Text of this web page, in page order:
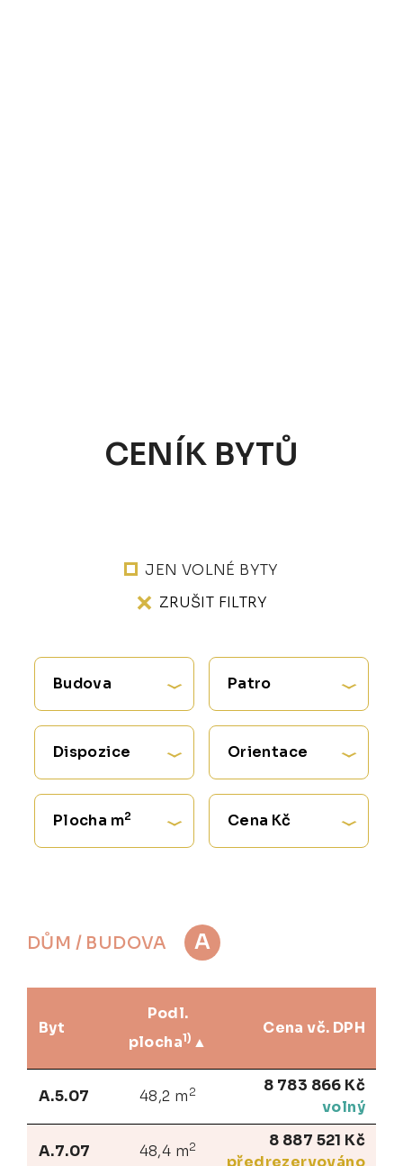
CENÍK BYTŮ
JEN VOLNÉ BYTY
ZRUŠIT FILTRY
Budova Patro
Dispozice Orientace
Plocha m2 Cena Kč
DŮM / BUDOVA A
Byt
Podl.
plocha1)
Cena vč. DPH
A.5.07 48,2 m 2
8 783 866 Kč
volný
A.7.07 48,4 m2
8 887 521 Kč
předrezervováno